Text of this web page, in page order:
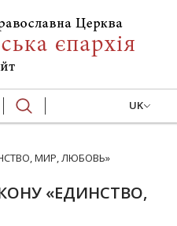
UK
МИР, ЛЮБОВЬ»
«ЕДИНСТВО,